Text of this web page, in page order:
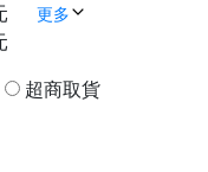
更多
超商取貨